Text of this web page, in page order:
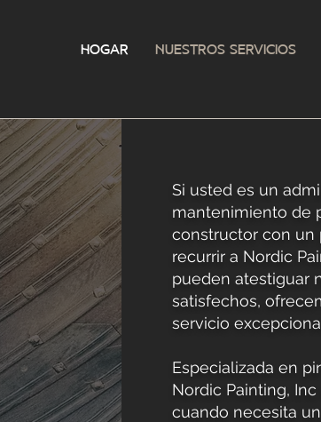
Hogar Nuestros servicios
Si usted es un
mantenimiento de
constructor con un
recurrir a Nordic
pueden atestiguar
satisfechos,
servicio
Especializada en
Nordic Painting,
cuando necesita